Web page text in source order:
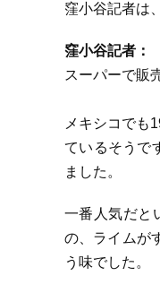
窪小谷記者は
窪小谷記者：
スーパーで販
メキシコでも
ているそうで
ました。
一番人気だと
の、ライムが
う味でした。